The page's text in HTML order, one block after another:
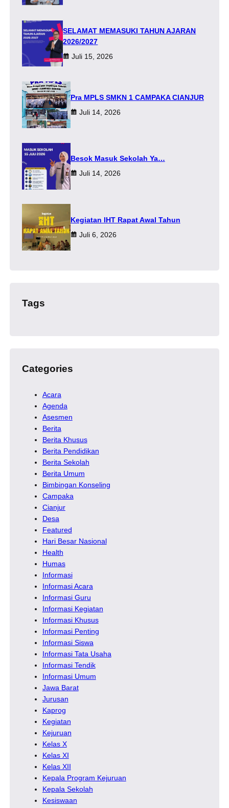
SELAMAT MEMASUKI TAHUN AJARAN
2026/2027
Juli 15, 2026
Pra MPLS SMKN 1 CAMPAKA CIANJUR
Juli 14, 2026
Besok Masuk Sekolah Ya…
Juli 14, 2026
Kegiatan IHT Rapat Awal Tahun
Juli 6, 2026
Tags
Categories
Acara
Agenda
Asesmen
Berita
Berita Khusus
Berita Pendidikan
Berita Sekolah
Berita Umum
Bimbingan Konseling
Campaka
Cianjur
Desa
Featured
Hari Besar Nasional
Health
Humas
Informasi
Informasi Acara
Informasi Guru
Informasi Kegiatan
Informasi Khusus
Informasi Penting
Informasi Siswa
Informasi Tata Usaha
Informasi Tendik
Informasi Umum
Jawa Barat
Jurusan
Kaprog
Kegiatan
Kejuruan
Kelas X
Kelas XI
Kelas XII
Kepala Program Kejuruan
Kepala Sekolah
Kesiswaan